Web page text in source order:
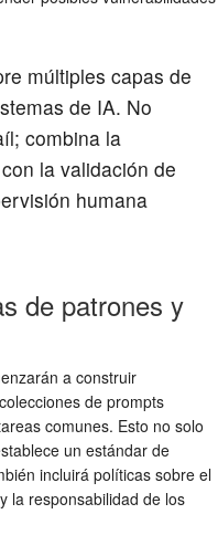
múltiples capas de
de IA. No
combina la
la validación de
humana
de patrones y
a construir
de prompts
comunes. Esto no solo
un estándar de
incluirá políticas sobre el
la responsabilidad de los